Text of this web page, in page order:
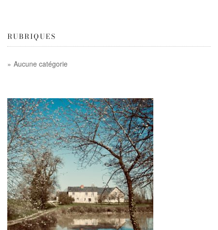
RUBRIQUES
Aucune catégorie